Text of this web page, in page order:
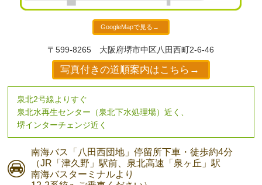
GoogleMapで見る→
〒599-8265 大阪府堺市中区八田西町2-6-46
写真付きの道順案内はこちら→
泉北2号線よりすぐ
泉北水再生センター（泉北下水処理場）近く、
堺インターチェンジ近く
南海バス 「八田西団地」停留所下車・徒歩約4分
（JR「津久野」駅前、 泉北高速「泉ヶ丘」駅
南海バスターミナルより